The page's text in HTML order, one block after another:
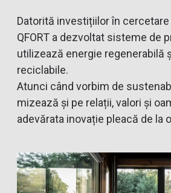
Datorită investițiilor în
QFORT a dezvoltat sisteme de
utilizează energie regenerabilă
reciclabile.
Atunci când vorbim de
mizează și pe relații, valori și
adevărata inovație pleacă de la